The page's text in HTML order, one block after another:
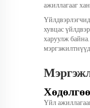
ажиллагааг
хувцас
харуулж
Үйл